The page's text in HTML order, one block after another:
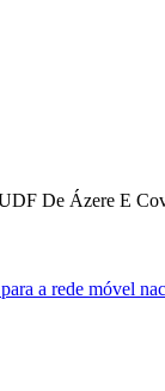
De Ázere E
a rede móvel